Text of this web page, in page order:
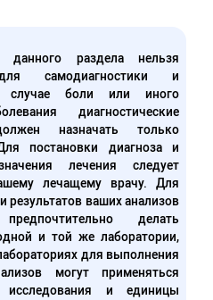
раздела нельзя
самодиагностики и
случае боли или иного
диагностические
назначать только
постановки диагноза и
лечения следует
лечащему врачу. Для
результатов ваших анализов
делать
и той же лаборатории,
для выполнения
могут применяться
и единицы